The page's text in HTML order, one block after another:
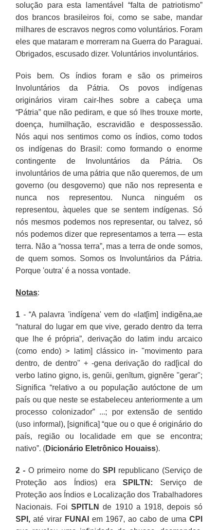
solução para esta lamentável “falta de patriotismo”
dos brancos brasileiros foi, como se sabe, mandar
milhares de escravos negros como voluntários. Foram
eles que mataram e morreram na Guerra do Paraguai.
Obrigados, escusado dizer. Voluntários involuntários.
Pois bem. Os índios foram e são os primeiros
Involuntários da Pátria. Os povos indígenas
originários viram cair-lhes sobre a cabeça uma
“Pátria” que não pediram, e que só lhes trouxe morte,
doença, humilhação, escravidão e despossessão.
Nós aqui nos sentimos como os índios, como todos
os indígenas do Brasil: como formando o enorme
contingente de Involuntários da Pátria. Os
involuntários de uma pátria que não queremos, de um
governo (ou desgoverno) que não nos representa e
nunca nos representou. Nunca ninguém os
representou, àqueles que se sentem indígenas. Só
nós mesmos podemos nos representar, ou talvez, só
nós podemos dizer que representamos a terra — esta
terra. Não a “nossa terra”, mas a terra de onde somos,
de quem somos. Somos os Involuntários da Pátria.
Porque 'outra' é a nossa vontade.
Notas:
1 - “A palavra 'indígena' vem do «lat[im] indigĕna,ae
“natural do lugar em que vive, gerado dentro da terra
que lhe é própria”, derivação do latim indu arcaico
(como endo) > latim] clássico in- "movimento para
dentro, de dentro" + -gena derivação do rad[ical do
verbo latino gigno, is, genŭi, genĭtum, gignĕre "gerar";
Significa “relativo a ou população autóctone de um
país ou que neste se estabeleceu anteriormente a um
processo colonizador” ...; por extensão de sentido
(uso informal), [significa] “que ou o que é originário do
país, região ou localidade em que se encontra;
nativo”. (Dicionário Eletrônico Houaiss).
2 - O primeiro nome do SPI
republicano (Serviço de
Proteção aos Índios) eraSPILTN: Serviço de
Proteção aos Índios e Localização dos Trabalhadores
Nacionais. Foi SPITLN de 1910 a 1918, depois só
SPI, até virar FUNAI em 1967, ao cabo de uma CPI